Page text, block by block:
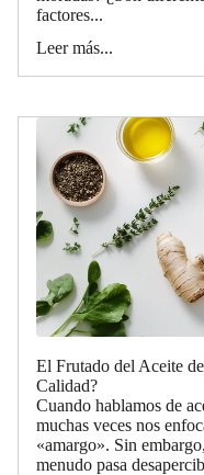
factores...
Leer más...
El Frutado del Aceite
Calidad?
Cuando hablamos de
muchas veces nos
«amargo». Sin
menudo pasa